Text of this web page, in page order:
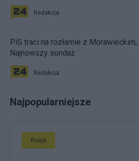
Redakcja
PiS traci na rozłamie z
Najnowszy sondaż
Redakcja
Najpopularniejsze
Rosja